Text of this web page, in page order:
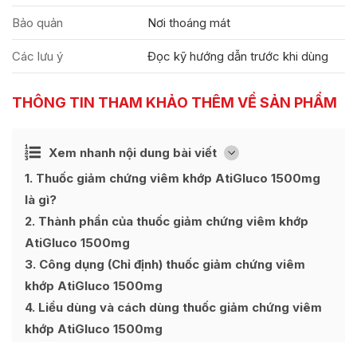
Bảo quản Nơi thoáng mát
Các lưu ý Đọc kỹ hướng dẫn trước khi dùng
THÔNG TIN THAM KHẢO THÊM VỀ SẢN PHẨM
Xem nhanh nội dung bài viết [
Ẩn
1 Thuốc giảm chứng viêm khớp AtiGluco 1500mg
là gì?
2 Thành phần của thuốc giảm chứng viêm khớp
AtiGluco 1500mg
3 Công dụng (Chỉ định) thuốc giảm chứng viêm
khớp AtiGluco 1500mg
4 Liều dùng và cách dùng thuốc giảm chứng viêm
khớp AtiGluco 1500mg